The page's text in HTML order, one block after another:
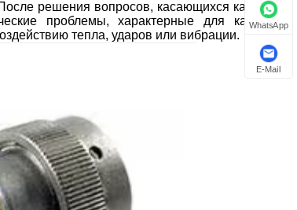
решения вопросов, касающихся калибра
проблемы, характерные для каждого
тепла, ударов или вибрации.
WhatsApp
E-Mail